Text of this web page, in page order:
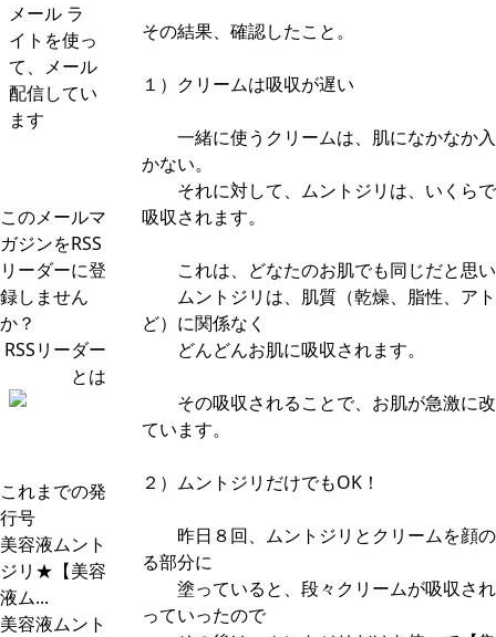
メール ラ
イトを使っ
て、メール
配信してい
ます
このメールマ
ガジンをRSS
リーダーに登
録しません
か？
RSSリーダー
とは
これまでの発
行号
美容液ムント
ジリ★【美容
液ム...
美容液ムント
その結果、確認したこと。
１）クリームは吸収が遅い
一緒に使うクリームは、肌になかなか
かない。
それに対して、ムントジリは、いくら
吸収されます。
これは、どなたのお肌でも同じだと思
ムントジリは、肌質（乾燥、脂性、ア
ど）に関係なく
どんどんお肌に吸収されます。
その吸収されることで、お肌が急激に
ています。
２）ムントジリだけでもOK！
昨日８回、ムントジリとクリームを顔
る部分に
塗っていると、段々クリームが吸収さ
っていったので